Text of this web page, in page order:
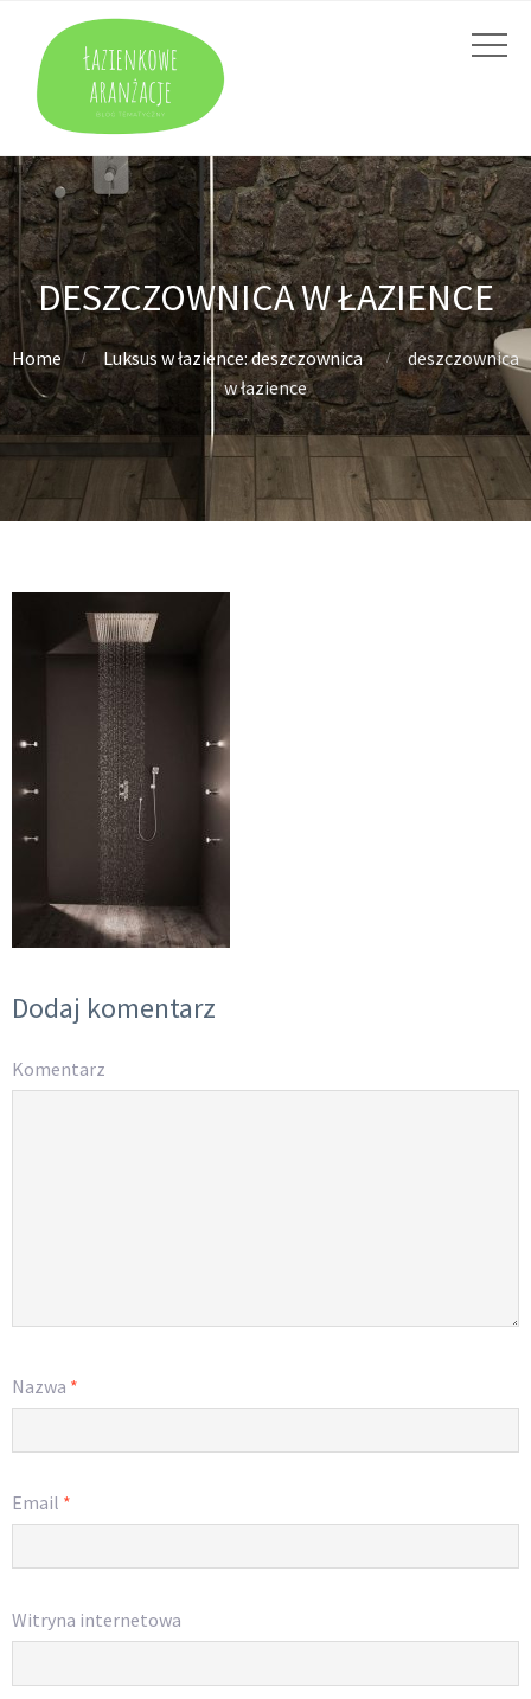
DESZCZOWNICA W ŁAZIENCE
Home Luksus w łazience: deszczownica
deszczownica
w łazience
Dodaj komentarz
Komentarz
Nazwa *
Email *
Witryna internetowa